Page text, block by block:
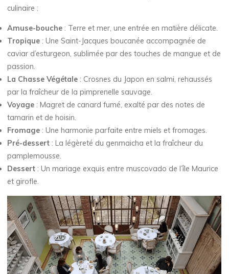
culinaire :
Amuse-bouche : Terre et mer, une entrée en matière délicate.
Tropique : Une Saint-Jacques boucanée accompagnée de
caviar d’esturgeon, sublimée par des touches de mangue et de
passion.
La Chasse Végétale : Crosnes du Japon en salmi, rehaussés
par la fraîcheur de la pimprenelle sauvage.
Voyage : Magret de canard fumé, exalté par des notes de
tamarin et de hoisin.
Fromage : Une harmonie parfaite entre miels et fromages.
Pré-dessert : La légèreté du genmaicha et la fraîcheur du
pamplemousse.
Dessert : Un mariage exquis entre muscovado de l’île Maurice
et girofle.